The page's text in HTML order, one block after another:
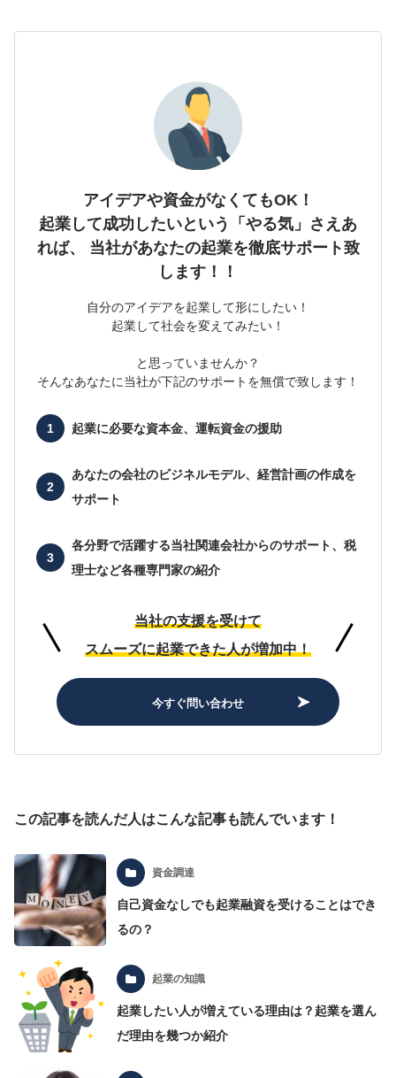
アイデアや資金がなくてもOK！
起業して成功したいという「やる気」さえあ
れば、
当社があなたの起業を徹底サポート致
します！！
自分のアイデアを起業して形にしたい！
起業して社会を変えてみたい！
と思っていませんか？
そんなあなたに当社が下記のサポートを無償で致します！
起業に必要な資本金、運転資金の援助
あなたの会社のビジネルモデル、経営計画の作成を
サポート
各分野で活躍する当社関連会社からのサポート、 税
理士など各種専門家の紹介
当社の支援を受けて
スムーズに起業できた人が増加中！
今すぐ問い合わせ
この記事を読んだ人はこんな記事も読んでいます！
資金調達
自己資金なしでも起業融資を受けることはでき
るの？
起業の知識
起業したい人が増えている理由は？起業を選ん
だ理由を幾つか紹介